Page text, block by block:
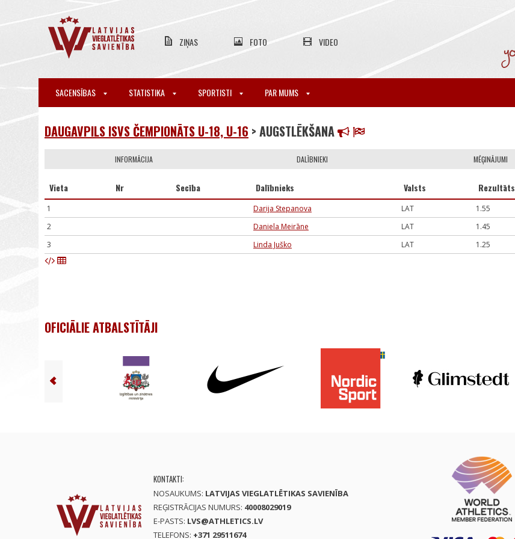
ZIŅAS FOTO VIDEO
SACENSĪBAS STATISTIKA SPORTISTI PAR MUMS
DAUGAVPILS ISVS ČEMPIONĀTS U-18, U-16 > AUGSTLĒKŠANA
INFORMĀCIJA DALĪBNIEKI MĒĢINĀJUMI
Vieta Nr Secība Dalībnieks Valsts Rezultāts
1 Darija Stepanova LAT 1.55
2
Daniela Meirāne LAT 1.45
3
Linda Juško LAT 1.25
OFICIĀLIE ATBALSTĪTĀJI
KONTAKTI:
NOSAUKUMS: LATVIJAS VIEGLATLĒTIKAS SAVIENĪBA
REĢISTRĀCIJAS NUMURS: 40008029019
E-PASTS: LVS@ATHLETICS.LV
TELEFONS: +371 29511674